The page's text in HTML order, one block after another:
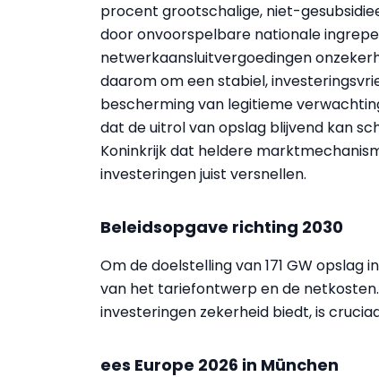
procent grootschalige, niet-
door onvoorspelbare nationale
netwerkaansluitvergoedingen
daarom om een stabiel,
bescherming van legitieme
dat de uitrol van opslag blijvend kan
Koninkrijk dat heldere
investeringen juist versnellen.
Beleidsopgave richting 2030
Om de doelstelling van 171 GW
van het tariefontwerp en de
investeringen zekerheid biedt, is
ees Europe 2026 in München